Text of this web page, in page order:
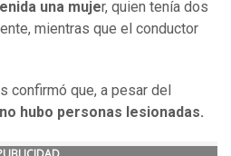
una mujer, quien tenía dos
mientras que el conductor
confirmó que, a pesar del
no hubo personas lesionadas.